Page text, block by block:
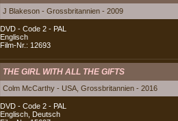
J Blakeson - Grossbritannien - 2009
DVD - Code 2 - PAL
Englisch
Film-Nr.: 12693
THE GIRL WITH ALL THE GIFTS
Colm McCarthy - USA, Grossbritannien - 2016
DVD - Code 2 - PAL
Englisch, Deutsch